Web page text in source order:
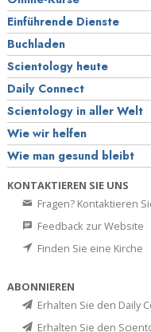
Einführende Dienste
Buchladen
Scientology heute
Daily Connect
Scientology in aller Welt
Wie wir helfen
Wie man gesund bleibt
KONTAKTIEREN SIE UNS
Fragen? Kontaktieren
Feedback zur Website
Finden Sie eine Kirche
ABONNIEREN
Erhalten Sie den Daily
Erhalten Sie den